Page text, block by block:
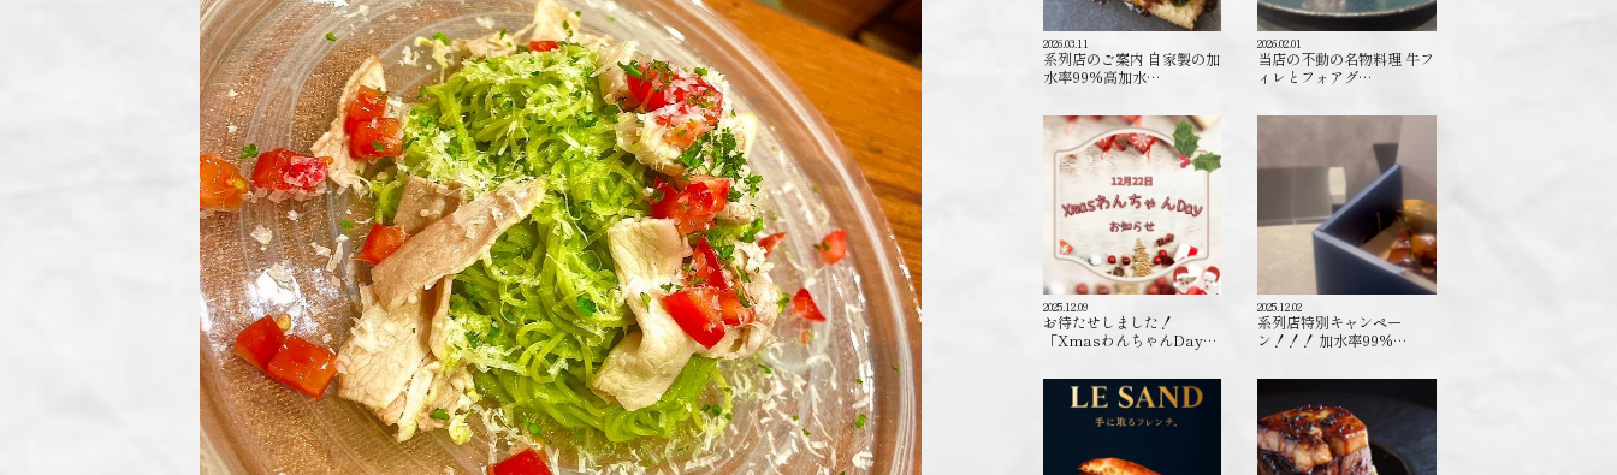
2026.03.11
系列店のご案内 自家製の加
水率99%高加水…
2026.02.01
当店の不動の名物料理 牛フ
ィレとフォアグ…
2025.12.09
お待たせしました！
「XmasわんちゃんDay…
2025.12.02
系列店特別キャンペー
ン！！！ 加水率99%…